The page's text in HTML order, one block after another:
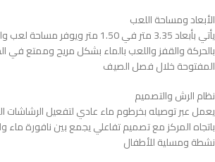
الأبعاد ومساحة اللعب
يأتي بأبعاد 3.35 متر في 1.50 متر
بالحركة والقفز واللعب بالماء بشكل مريح وممتع في
المفتوحة خلال فصل الصيف
نظام الرش والتصميم
يعمل عبر توصيله بخرطوم ماء عادي لتفعيل الرشاشات
باتجاه المركز مع تصميم تفاعلي يجمع بين نافورة ماء
نشطة ومسلية للأطفال